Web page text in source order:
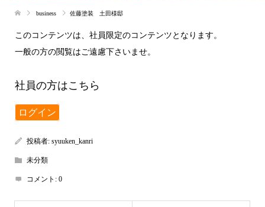
business 佐藤塗装 土田様邸
このコンテンツは、社員限定のコンテンツとなります。
一般の方の閲覧はご遠慮下さいませ。
社員の方はこちら
ログイン
投稿者: syuuken_kanri
未分類
コメント: 0